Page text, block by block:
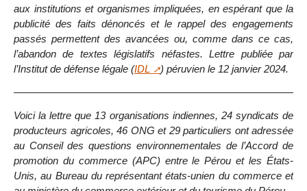
aux institutions et organismes impliquées, en espérant que la
publicité des faits dénoncés et le rappel des engagements
passés permettent des avancées ou, comme dans ce cas,
l’abandon de textes législatifs néfastes. Lettre publiée par
l’Institut de défense légale (IDL ) péruvien le 12 janvier 2024.
Voici la lettre que 13 organisations indiennes, 24 syndicats de
producteurs agricoles, 46 ONG et 29 particuliers ont adressée
au Conseil des questions environnementales de l’Accord de
promotion du commerce (APC) entre le Pérou et les États-
Unis, au Bureau du représentant états-unien du commerce et